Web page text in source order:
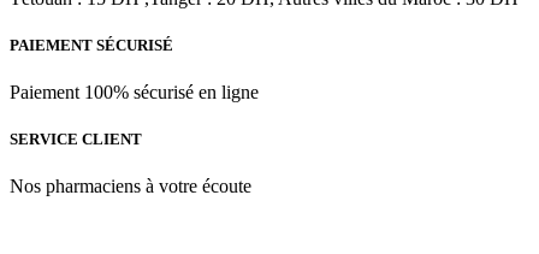
PAIEMENT SÉCURISÉ
Paiement 100% sécurisé en ligne
SERVICE CLIENT
Nos pharmaciens à votre écoute